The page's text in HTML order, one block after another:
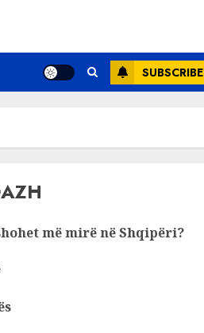
SUBSCRIBE
më mirë në Shqipëri?